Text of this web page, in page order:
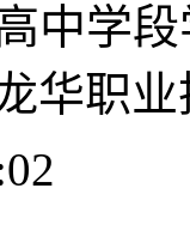
中学
华职